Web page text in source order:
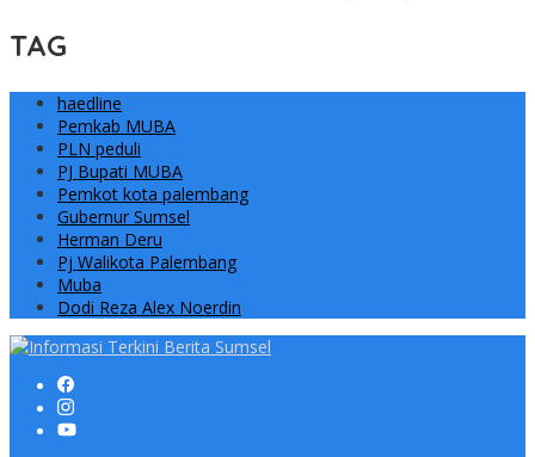
TAG
haedline
Pemkab MUBA
PLN peduli
PJ Bupati MUBA
Pemkot kota palembang
Gubernur Sumsel
Herman Deru
Pj Walikota Palembang
Muba
Dodi Reza Alex Noerdin